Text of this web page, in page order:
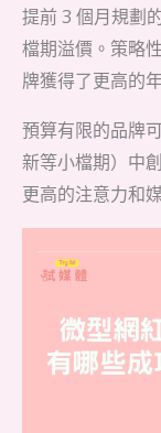
提前 3 個月規劃
檔期溢價。策略
牌獲得了更高的
預算有限的品牌
新等小檔期）中
更高的注意力和